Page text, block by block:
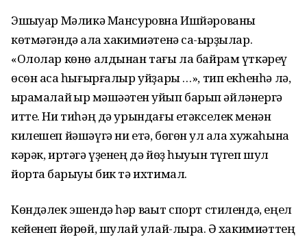
Эшҡыуар Мәликә Мансуровна Ишйәрованы
көтмәгәндә ҡала хакимиәтенә саҡ-ырҙылар.
«Ололар көнө алдынан тағы ла байрам үткәреү
өсөн аҡса һығырғалыр уйҙары …», тип екһенһә лә,
ҡырамалай ҡырҡ мәшәҡәтен ҡуйып барып әйләнергә
итте. Ни тиһәң дә урындағы етәкселек менән
килешеп йәшәүгә ни етә, бөгөн ул ҡала хужаһына
кәрәк, иртәгә үҙенең дә йөҙ һыуын түгеп шул
йортҡа барыуы бик тә ихтимал.
Көндәлек эшендә һәр ваҡыт спорт стилендә, еңел
кейенеп йөрөй, шулай ҡулай-лыраҡ. Ә хакимиәттең